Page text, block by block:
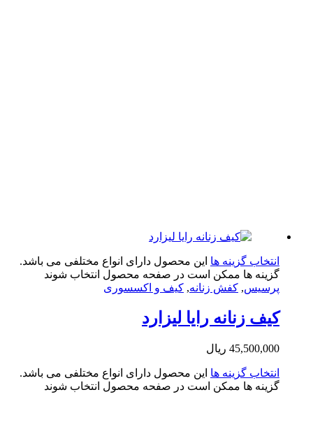
گزینه ها این محصول دارای انواع مختلفی می باشد.
ها ممکن است در صفحه محصول انتخاب شوند
کفش زنانه,کیف و اکسسوری
زنانه رایا لیزارد
ریال
گزینه ها این محصول دارای انواع مختلفی می باشد.
ها ممکن است در صفحه محصول انتخاب شوند